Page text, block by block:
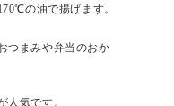
の油で揚げます。
つまみや弁当のおか
人気です。